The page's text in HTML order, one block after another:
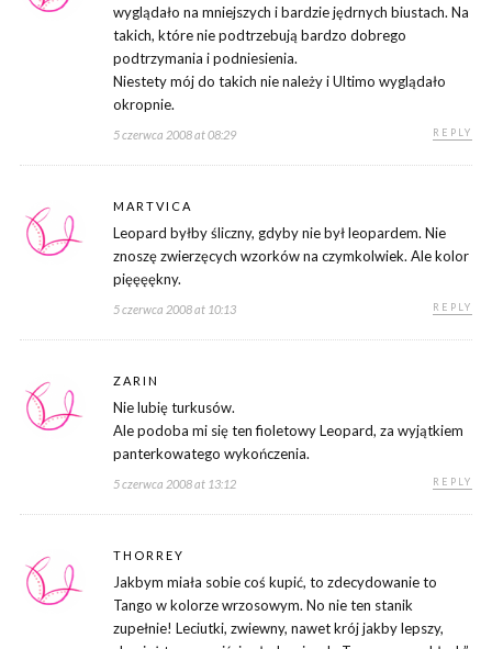
wyglądało na mniejszych i bardzie jędrnych biustach. Na
takich, które nie podtrzebują bardzo dobrego
podtrzymania i podniesienia.
Niestety mój do takich nie należy i Ultimo wyglądało
okropnie.
5 czerwca 2008 at 08:29 REPLY
MARTVICA
Leopard byłby śliczny, gdyby nie był leopardem. Nie
znoszę zwierzęcych wzorków na czymkolwiek. Ale kolor
pięęęękny.
5 czerwca 2008 at 10:13 REPLY
ZARIN
Nie lubię turkusów.
Ale podoba mi się ten fioletowy Leopard, za wyjątkiem
panterkowatego wykończenia.
5 czerwca 2008 at 13:12 REPLY
THORREY
Jakbym miała sobie coś kupić, to zdecydowanie to
Tango w kolorze wrzosowym. No nie ten stanik
zupełnie! Leciutki, zwiewny, nawet krój jakby lepszy,